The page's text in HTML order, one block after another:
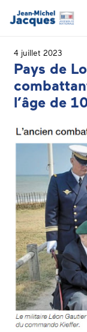
4 juillet 2023
Pays de
l’âge de